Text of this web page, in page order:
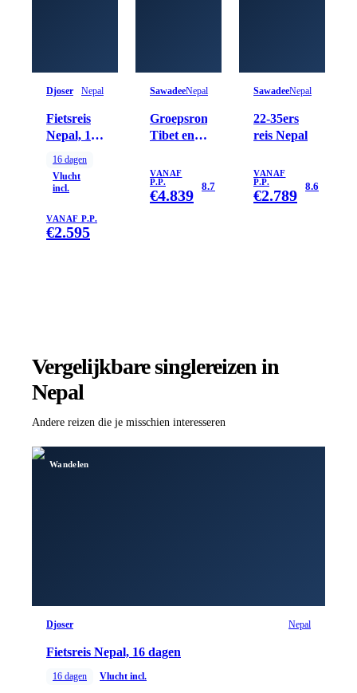
Djoser Nepal
Fietsreis
Nepal, 16
16 dagen
Vlucht
incl.
VANAF P.P.
€2.595
SawadeeNepal
Groepsrondreis
Tibet en
VANAF
P.P.
€4.839 8.7
SawadeeNepal
22-35ers
reis Nepal
VANAF
P.P.
€2.789 8.6
Vergelijkbare singlereizen in
Nepal
Andere reizen die je misschien interesseren
Wandelen
Djoser Nepal
Fietsreis Nepal, 16 dagen
16 dagen Vlucht incl.